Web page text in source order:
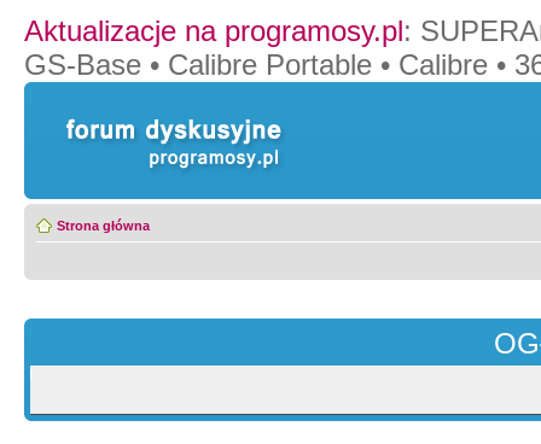
Aktualizacje na programosy.pl:
GS-Base • Calibre Portable • Calibre •
Strona główna